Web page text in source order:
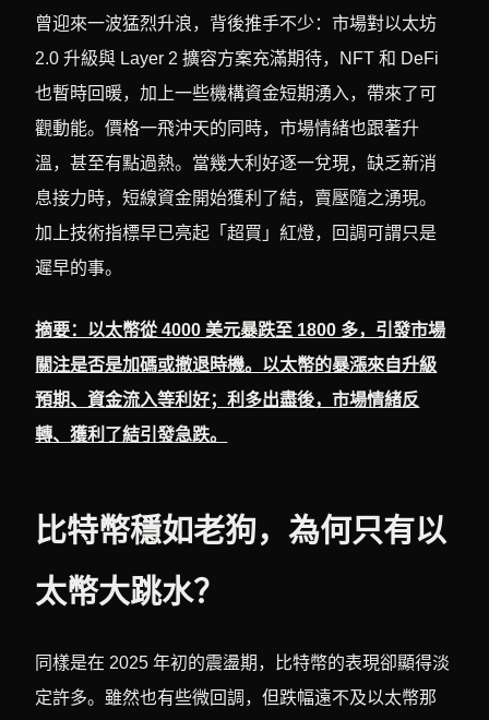
曾迎來一波猛烈升浪，背後推手不少：市場對以太坊
2.0 升級與 Layer 2 擴容方案充滿期待，NFT 和 DeFi
也暫時回暖，加上一些機構資金短期湧入，帶來了可
觀動能。價格一飛沖天的同時，市場情緒也跟著升
溫，甚至有點過熱。當幾大利好逐一兌現，缺乏新消
息接力時，短線資金開始獲利了結，賣壓隨之湧現。
加上技術指標早已亮起「超買」紅燈，回調可謂只是
遲早的事。
摘要：以太幣從 4000 美元暴跌至 1800 多，引發市場
關注是否是加碼或撤退時機。以太幣的暴漲來自升級
預期、資金流入等利好；利多出盡後，市場情緒反
轉、獲利了結引發急跌。
比特幣穩如老狗，為何只有以
太幣大跳水？
同樣是在 2025 年初的震盪期，比特幣的表現卻顯得淡
定許多。雖然也有些微回調，但跌幅遠不及以太幣那